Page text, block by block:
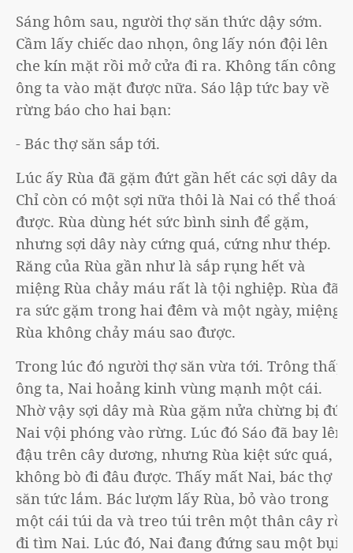
Sáng hôm sau, người thợ săn thức dậy sớm.
Cầm lấy chiếc dao nhọn, ông lấy nón đội lên
che kín mặt rồi mở cửa đi ra. Không tấn công
ông ta vào mặt được nữa. Sáo lập tức bay về
rừng báo cho hai bạn:
- Bác thợ săn sắp tới.
Lúc ấy Rùa đã gặm đứt gần hết các sợi dây da.
Chỉ còn có một sợi nữa thôi là Nai có thể thoát
được. Rùa dùng hét sức bình sinh để gặm,
nhưng sợi dây này cứng quá, cứng như thép.
Răng của Rùa gần như là sắp rụng hết và
miệng Rùa chảy máu rất là tội nghiệp. Rùa đã
ra sức gặm trong hai đêm và một ngày, miệng
Rùa không chảy máu sao được.
Trong lúc đó người thợ săn vừa tới. Trông thấy
ông ta, Nai hoảng kinh vùng mạnh một cái.
Nhờ vậy sợi dây mà Rùa gặm nửa chừng bị đứt.
Nai vội phóng vào rừng. Lúc đó Sáo đã bay lên
đậu trên cây dương, nhưng Rùa kiệt sức quá,
không bò đi đâu được. Thấy mất Nai, bác thợ
săn tức lắm. Bác lượm lấy Rùa, bỏ vào trong
một cái túi da và treo túi trên một thân cây rồi
đi tìm Nai. Lúc đó, Nai đang đứng sau một bụi